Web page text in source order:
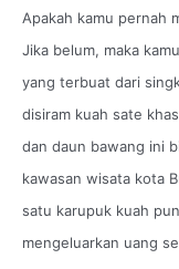
Apakah kamu pernah
Jika belum, maka
yang terbuat dari
disiram kuah sate
dan daun bawang ini
kawasan wisata kota
satu karupuk kuah
mengeluarkan uang